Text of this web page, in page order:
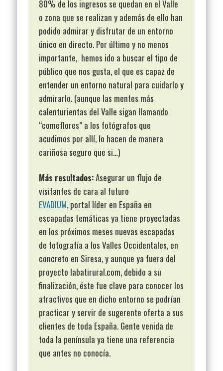
80% de los ingresos se quedan en el Valle
o zona que se realizan y además de ello han
podido admirar y disfrutar de un entorno
único en directo. Por último y no menos
importante, hemos ido a buscar el tipo de
público que nos gusta, el que es capaz de
entender un entorno natural para cuidarlo y
admirarlo. (aunque las mentes más
calenturientas del Valle sigan llamando
“comeflores” a los fotógrafos que
acudimos por allí, lo hacen de manera
cariñosa seguro que si…)
Más resultados:Asegurar un flujo de
visitantes de cara al futuro
EVADIUM, portal líder en España en
escapadas temáticas ya tiene proyectadas
en los próximos meses nuevas escapadas
de fotografía a los Valles Occidentales, en
concreto en Siresa, y aunque ya fuera del
proyecto labatirural.com, debido a su
finalización, éste fue clave para conocer los
atractivos que en dicho entorno se podrían
practicar y servir de sugerente oferta a sus
clientes de toda España. Gente venida de
toda la península ya tiene una referencia
que antes no conocía.